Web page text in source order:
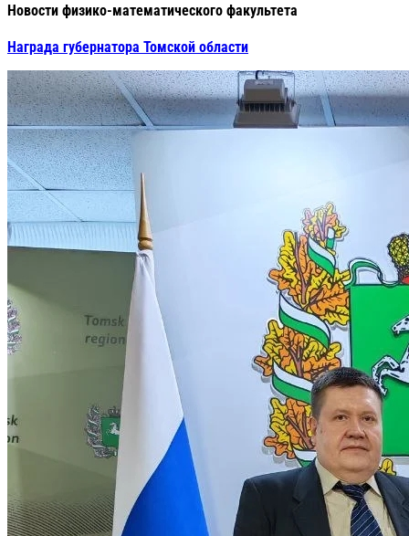
Новости физико-математического факультета
Награда губернатора Томской области